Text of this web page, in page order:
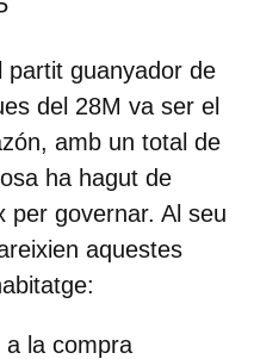
partit guanyador de
del 28M va ser el
, amb un total de
ha hagut de
per governar. Al seu
aquestes
a la compra